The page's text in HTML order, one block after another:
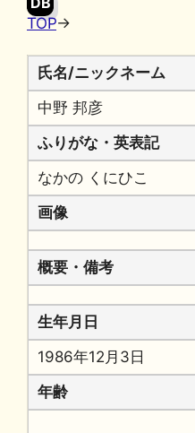
TOP→
氏名/ニックネーム
中野 邦彦
ふりがな・英表記
なかの くにひこ
画像
概要・備考
生年月日
1986年12月3日
年齢